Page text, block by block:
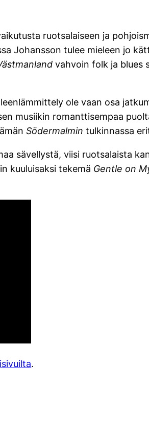
ruotsalaiseen ja
Johansson tulee mieleen jo
vahvoin folk ja blues
ole vaan osa
musiikin romanttisempaa
Södermalmintulkinnassa
sävellystä, viisi ruotsalaista
kuuluisaksi tekemä Gentle on
.